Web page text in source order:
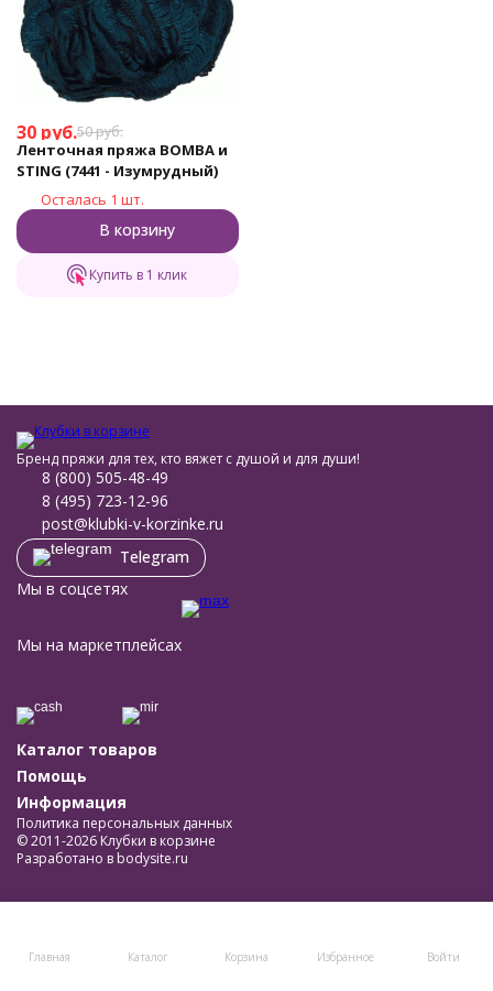
30 руб.50руб.
Ленточная пряжа BOMBA и
STING (7441 - Изумрудный)
Осталась 1 шт.
В корзину
Купить в 1 клик
Главная Каталог Корзина Избранное Войти
Бренд пряжи для тех, кто вяжет с душой и для души!
8 (800) 505-48-49
8 (495) 723-12-96
post@klubki-v-korzinke.ru
Telegram
Мы в соцсетях
Мы на маркетплейсах
Каталог товаров
Помощь
Информация
Политика персональных данных
© 2011-2026 Клубки в корзине
Разработано в bodysite.ru